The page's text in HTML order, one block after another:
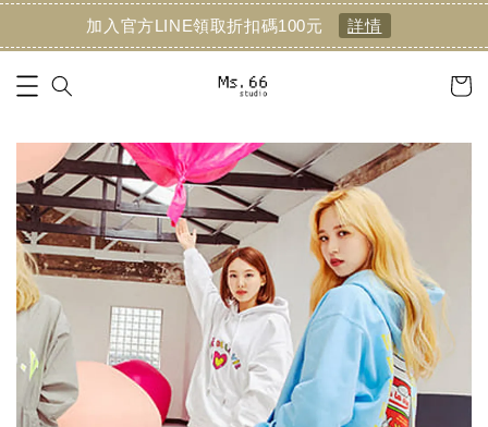
加入官方LINE領取折扣碼100元 詳情